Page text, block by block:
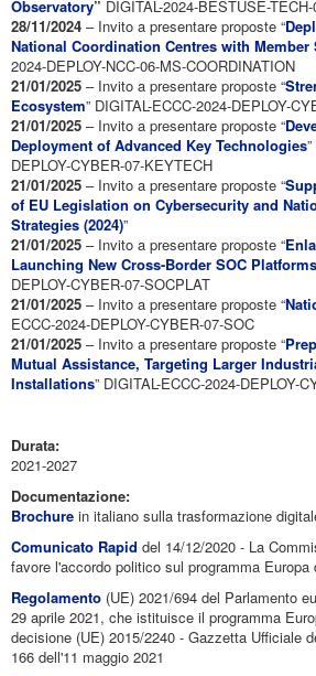
Observatory” DIGITAL-2024-BESTUSE-
28/11/2024 – Invito a presentare proposte “
National Coordination Centres with Member
2024-DEPLOY-NCC-06-MS-COORDINATION
21/01/2025 – Invito a presentare proposte “
Ecosystem” DIGITAL-ECCC-2024-DEPLOY-
21/01/2025 – Invito a presentare proposte “
Deployment of Advanced Key Technologies
DEPLOY-CYBER-07-KEYTECH
21/01/2025 – Invito a presentare proposte “
of EU Legislation on Cybersecurity and
Strategies (2024)”
21/01/2025 – Invito a presentare proposte “
Launching New Cross-Border SOC Platforms
DEPLOY-CYBER-07-SOCPLAT
21/01/2025 – Invito a presentare proposte “
ECCC-2024-DEPLOY-CYBER-07-SOC
21/01/2025 – Invito a presentare proposte “
Mutual Assistance, Targeting Larger
Installations” DIGITAL-ECCC-2024-DEPLOY-
Durata:
2021-2027
Documentazione:
Brochure in italiano sulla trasformazione
Comunicato Rapid del 14/12/2020 - La
favore l'accordo politico sul programma
Regolamento (UE) 2021/694 del Parlamento
29 aprile 2021, che istituisce il programma
decisione (UE) 2015/2240 - Gazzetta Ufficiale
166 dell'11 maggio 2021